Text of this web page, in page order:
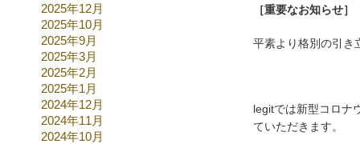
2025年12月
2025年10月
2025年9月
2025年3月
2025年2月
2025年1月
2024年12月
2024年11月
2024年10月
［重要なお知らせ］
平素より格別の引き
legitでは新型コロナ
ていただきます。